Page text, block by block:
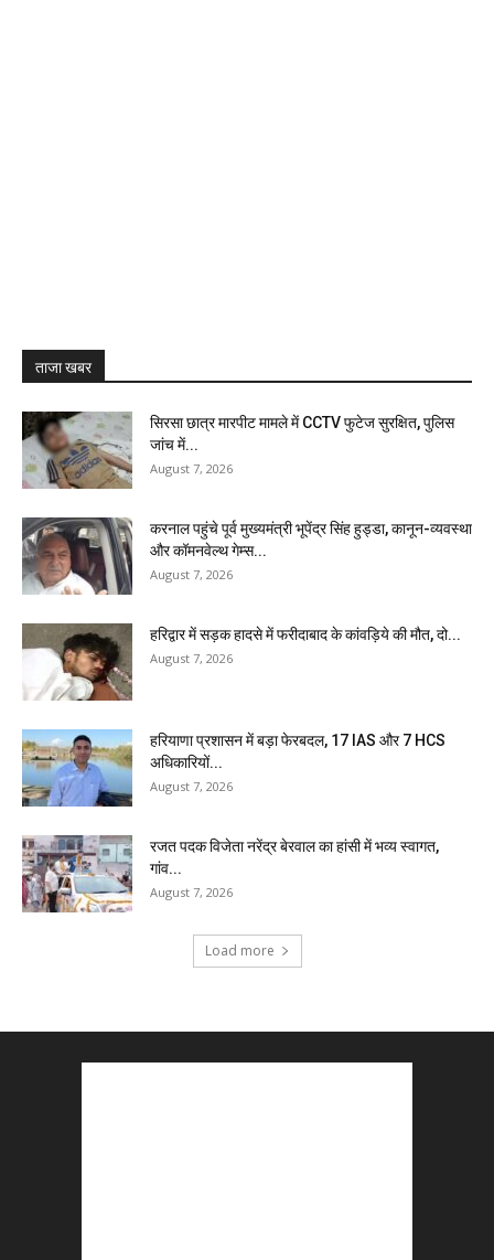
ताजा खबर
सिरसा छात्र मारपीट मामले में CCTV फुटेज सुरक्षित, पुलिस
जांच में...
August 7, 2026
करनाल पहुंचे पूर्व मुख्यमंत्री भूपेंद्र सिंह हुड्डा, कानून-व्यवस्था
और कॉमनवेल्थ गेम्स...
August 7, 2026
हरिद्वार में सड़क हादसे में फरीदाबाद के कांवड़िये की मौत, दो...
August 7, 2026
हरियाणा प्रशासन में बड़ा फेरबदल, 17 IAS और 7 HCS
अधिकारियों...
August 7, 2026
रजत पदक विजेता नरेंद्र बेरवाल का हांसी में भव्य स्वागत,
गांव...
August 7, 2026
Load more